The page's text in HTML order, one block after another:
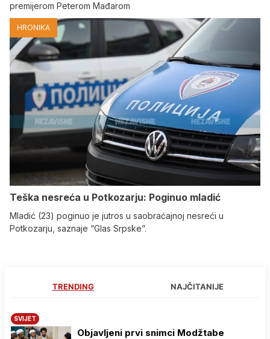
premijerom Peterom Mađarom
HRONIKA
Teška nesreća u Potkozarju: Poginuo mladić
Mladić (23) poginuo je jutros u saobraćajnoj nesreći u
Potkozarju, saznaje “Glas Srpske”.
TRENDING NAJČITANIJE
SVIJET
Objavljeni prvi snimci Modžtabe